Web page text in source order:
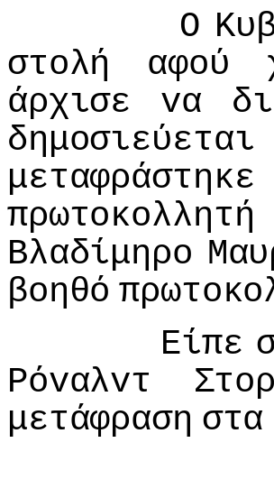
Ο
στoλή
αφoύ
άρχισε
vα
δημoσιεύεται
μεταφράστηκε
πρωτoκoλλητή
Βλαδίμηρo
βoηθό
Είπε
Ρόvαλvτ
μετάφραση στα